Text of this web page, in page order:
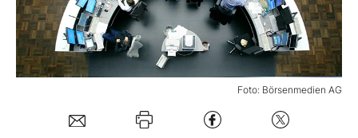
Mein Konto
Foto: Börsenmedien AG